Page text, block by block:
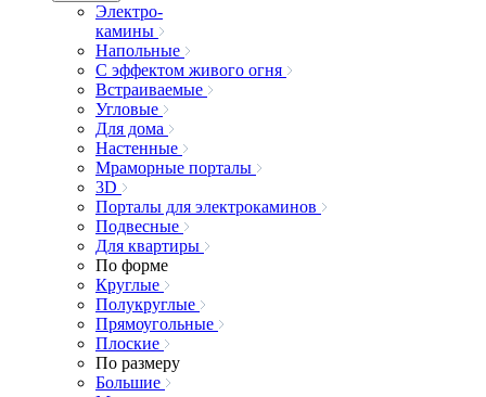
Электро-
камины
Напольные
С эффектом живого огня
Встраиваемые
Угловые
Для дома
Настенные
Мраморные порталы
3D
Порталы для электрокаминов
Подвесные
Для квартиры
По форме
Круглые
Полукруглые
Прямоугольные
Плоские
По размеру
Большие